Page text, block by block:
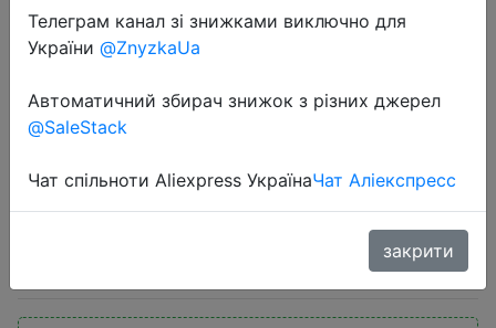
2022-05-16
Рюкзак мужской NINETYGO Легкая
работу рюкзак школьный для
Студенческая компьютерная
сумка MOLNIA
Телеграм канал зі знижками виключно для
України @ZnyzkaUa
Автоматичний збирач знижок з різних джерел
@SaleStack
Чат спільноти Aliexpress УкраїнаЧат Аліекспресс
закрити